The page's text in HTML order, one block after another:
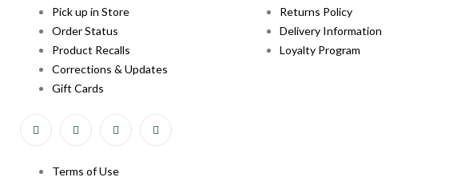
Pick up in Store
Order Status
Product Recalls
Corrections & Updates
Gift Cards
Returns Policy
Delivery Information
Loyalty Program
Terms of Use